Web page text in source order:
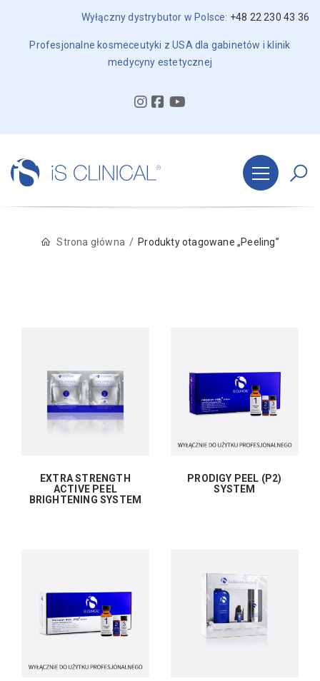
Wyłączny dystrybutor w Polsce: +48 22 230 43 36
Profesjonalne kosmeceutyki z USA dla gabinetów i klinik
medycyny estetycznej
Strona główna Produkty otagowane „Peeling”
EXTRA STRENGTH
ACTIVE PEEL
BRIGHTENING SYSTEM
PRODIGY PEEL (P2)
SYSTEM